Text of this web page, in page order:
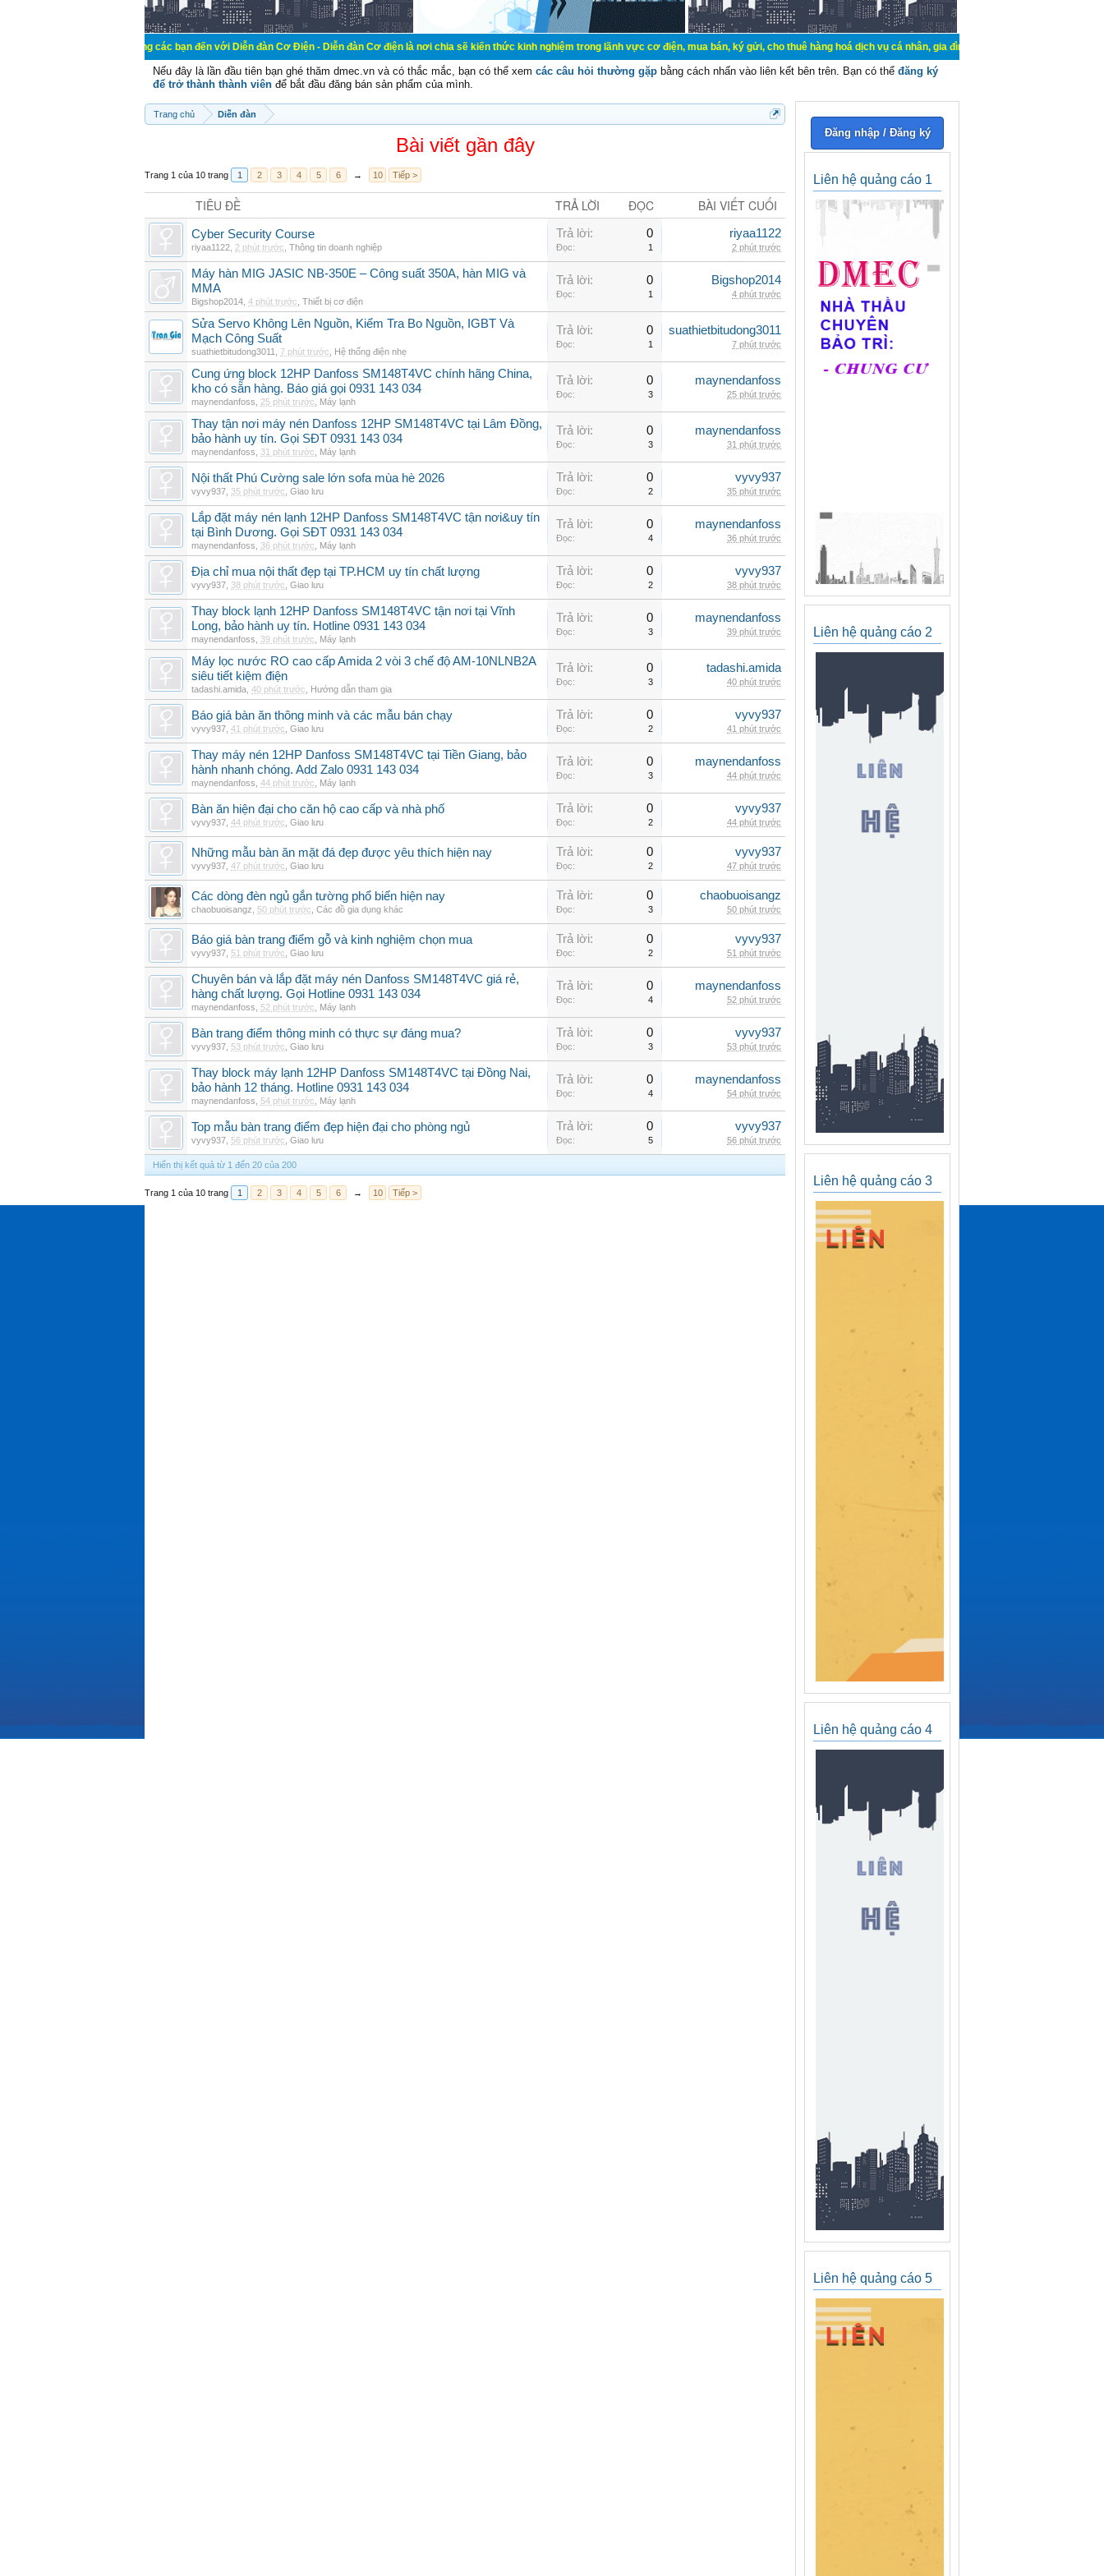
Chào mừng các bạn đến với Diễn đàn Cơ Điện - Diễn đàn Cơ điện là nơi chia sẽ kiến thức kinh nghiệm trong lãnh vực cơ điện, mua bán, ký gửi, cho thuê hàng hoá dịch vụ cá nhân, gia đình. Mua bán, ký gửi, cho thuê thiết
Nếu đây là lần đầu tiên bạn ghé thăm dmec.vn và có thắc mắc, bạn có thể xem các câu hỏi thường gặp bằng cách nhấn vào liên kết bên trên. Bạn có thể đăng ký
để trở thành thành viên để bắt đầu đăng bán sản phẩm của mình.
Trang chủ Diễn đàn
Bài viết gần đây
Trang 1 của 10 trang 1 2 3 4 5 6 → 10 Tiếp >
TIÊU ĐỀ TRẢ LỜI ĐỌC BÀI VIẾT CUỐI
Cyber Security Course
riyaa1122 2 phút trước Thông tin doanh nghiệp
Trả lời: 0
Đọc: 1
riyaa1122
2 phút trước
Máy hàn MIG JASIC NB-350E – Công suất 350A, hàn MIG và
MMA
Bigshop2014 4 phút trước Thiết bị cơ điện
Trả lời: 0
Đọc: 1
Bigshop2014
4 phút trước
Sửa Servo Không Lên Nguồn, Kiểm Tra Bo Nguồn, IGBT Và
Mạch Công Suất
suathietbitudong3011 7 phút trước Hệ thống điện nhẹ
Trả lời: 0
Đọc: 1
suathietbitudong3011
7 phút trước
Cung ứng block 12HP Danfoss SM148T4VC chính hãng China,
kho có sẵn hàng. Báo giá gọi 0931 143 034
maynendanfoss 25 phút trước Máy lạnh
Trả lời: 0
Đọc: 3
maynendanfoss
25 phút trước
Thay tận nơi máy nén Danfoss 12HP SM148T4VC tại Lâm Đồng,
bảo hành uy tín. Gọi SĐT 0931 143 034
maynendanfoss 31 phút trước Máy lạnh
Trả lời: 0
Đọc: 3
maynendanfoss
31 phút trước
Nội thất Phú Cường sale lớn sofa mùa hè 2026
vyvy937 35 phút trước Giao lưu
Trả lời: 0
Đọc: 2
vyvy937
35 phút trước
Lắp đặt máy nén lạnh 12HP Danfoss SM148T4VC tận nơi&uy tín
tại Bình Dương. Gọi SĐT 0931 143 034
maynendanfoss 36 phút trước Máy lạnh
Trả lời: 0
Đọc: 4
maynendanfoss
36 phút trước
Địa chỉ mua nội thất đẹp tại TP.HCM uy tín chất lượng
vyvy937 38 phút trước Giao lưu
Trả lời: 0
Đọc: 2
vyvy937
38 phút trước
Thay block lạnh 12HP Danfoss SM148T4VC tận nơi tại Vĩnh
Long, bảo hành uy tín. Hotline 0931 143 034
maynendanfoss 39 phút trước Máy lạnh
Trả lời: 0
Đọc: 3
maynendanfoss
39 phút trước
Máy lọc nước RO cao cấp Amida 2 vòi 3 chế độ AM-10NLNB2A
siêu tiết kiệm điện
tadashi.amida 40 phút trước Hướng dẫn tham gia
Trả lời: 0
Đọc: 3
tadashi.amida
40 phút trước
Báo giá bàn ăn thông minh và các mẫu bán chạy
vyvy937 41 phút trước Giao lưu
Trả lời: 0
Đọc: 2
vyvy937
41 phút trước
Thay máy nén 12HP Danfoss SM148T4VC tại Tiền Giang, bảo
hành nhanh chóng. Add Zalo 0931 143 034
maynendanfoss 44 phút trước Máy lạnh
Trả lời: 0
Đọc: 3
maynendanfoss
44 phút trước
Bàn ăn hiện đại cho căn hộ cao cấp và nhà phố
vyvy937 44 phút trước Giao lưu
Trả lời: 0
Đọc: 2
vyvy937
44 phút trước
Những mẫu bàn ăn mặt đá đẹp được yêu thích hiện nay
vyvy937 47 phút trước Giao lưu
Trả lời: 0
Đọc: 2
vyvy937
47 phút trước
Các dòng đèn ngủ gắn tường phổ biến hiện nay
chaobuoisangz 50 phút trước Các đồ gia dụng khác
Trả lời: 0
Đọc: 3
chaobuoisangz
50 phút trước
Báo giá bàn trang điểm gỗ và kinh nghiệm chọn mua
vyvy937 51 phút trước Giao lưu
Trả lời: 0
Đọc: 2
vyvy937
51 phút trước
Chuyên bán và lắp đặt máy nén Danfoss SM148T4VC giá rẻ,
hàng chất lượng. Gọi Hotline 0931 143 034
maynendanfoss 52 phút trước Máy lạnh
Trả lời: 0
Đọc: 4
maynendanfoss
52 phút trước
Bàn trang điểm thông minh có thực sự đáng mua?
vyvy937 53 phút trước Giao lưu
Trả lời: 0
Đọc: 3
vyvy937
53 phút trước
Thay block máy lạnh 12HP Danfoss SM148T4VC tại Đồng Nai,
bảo hành 12 tháng. Hotline 0931 143 034
maynendanfoss 54 phút trước Máy lạnh
Trả lời: 0
Đọc: 4
maynendanfoss
54 phút trước
Top mẫu bàn trang điểm đẹp hiện đại cho phòng ngủ
vyvy937 56 phút trước Giao lưu
Trả lời: 0
Đọc: 5
vyvy937
56 phút trước
Hiển thị kết quả từ 1 đến 20 của 200
Trang 1 của 10 trang 1 2 3 4 5 6 → 10 Tiếp >
Đăng nhập / Đăng ký
Liên hệ quảng cáo 1
Liên hệ quảng cáo 2
Liên hệ quảng cáo 3
Liên hệ quảng cáo 4
Liên hệ quảng cáo 5